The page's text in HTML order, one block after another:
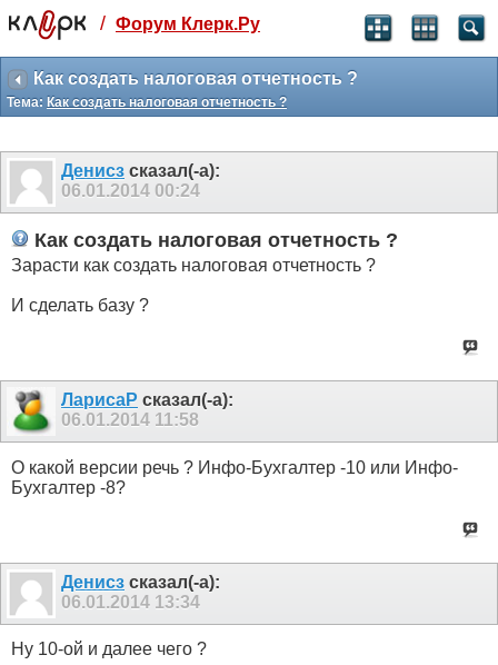
Святые угодники, Клерк без рекламы
прекрасен:)
месяц
3 месяца
259
₽
-10%
499 ₽
-15%
/ Форум Клерк.Ру
Как создать налоговая отчетность ?
Тема: Как создать налоговая отчетность ?
Денисз сказал(-а):
06.01.2014 00:24
Как создать налоговая отчетность ?
Зарасти как создать налоговая отчетность ?
И сделать базу ?
ЛарисаР сказал(-а):
06.01.2014 11:58
О какой версии речь ? Инфо-Бухгалтер -10 или Инфо-
Бухгалтер -8?
Денисз сказал(-а):
06.01.2014 13:34
Ну 10-ой и далее чего ?